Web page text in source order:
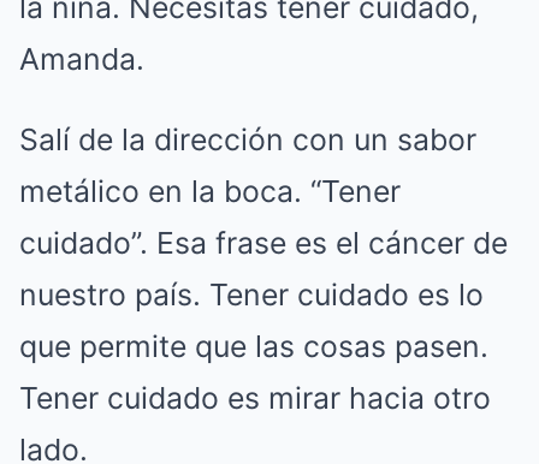
la niña. Necesitas tener cuidado,
Amanda.
Salí de la dirección con un sabor
metálico en la boca. “Tener
cuidado”. Esa frase es el cáncer de
nuestro país. Tener cuidado es lo
que permite que las cosas pasen.
Tener cuidado es mirar hacia otro
lado.